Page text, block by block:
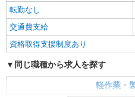
転勤なし
交通費支給
資格取得支援制度あり
同じ職種から求人を探す
軽作業・